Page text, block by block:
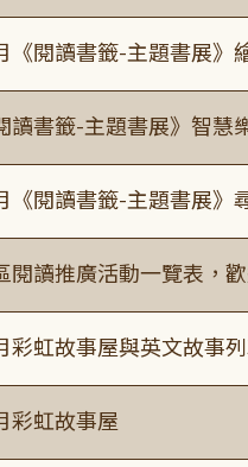
《閱讀書籤-主題書展》
讀書籤-主題書展》智慧
《閱讀書籤-主題書展》
閱讀推廣活動一覽表，
彩虹故事屋與英文故事
彩虹故事屋